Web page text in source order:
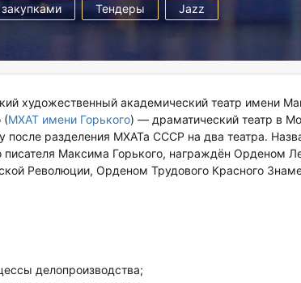
Тендеры Jazz
художественный академический театр имени
(МХАТ имени Горького) — драматический театр в
после разделения МХАТа СССР на два театра.
писателя Максима Горького, награждён Орденом
Революции, Орденом Трудового Красного
делопроизводства;